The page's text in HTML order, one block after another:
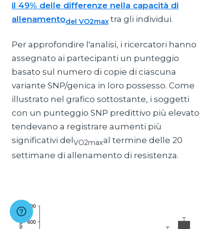
il 49% delle differenze nella capacità di
allenamentodel VO2max tra gli individui.
Per approfondire l'analisi, i ricercatori hanno
assegnato ai partecipanti un punteggio
basato sul numero di copie di ciascuna
variante SNP/genica in loro possesso. Come
illustrato nel grafico sottostante, i soggetti
con un punteggio SNP predittivo più elevato
tendevano a registrare aumenti più
significativi delVO2maxal termine delle 20
settimane di allenamento di resistenza.